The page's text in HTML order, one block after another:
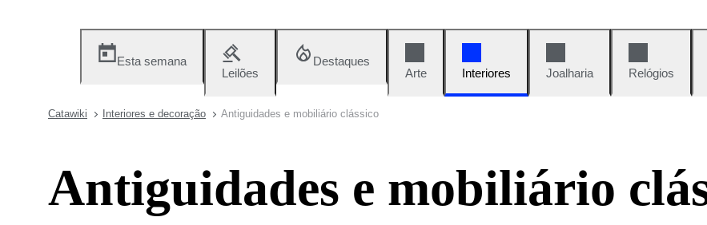
Esta semana
Leilões
Destaques
Arte
Interiores Joalharia Relógios
Catawiki Interiores e decoração Antiguidades e mobiliário clássico
Antiguidades e mobiliário